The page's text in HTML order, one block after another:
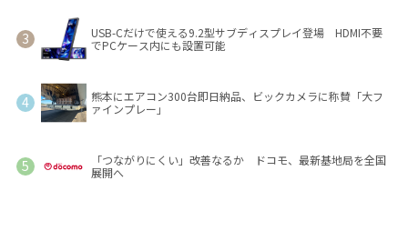
USB-Cだけで使える9.2型サブディスプレイ登場 HDMI不要
でPCケース内にも設置可能
熊本にエアコン300台即日納品、ビックカメラに称賛「大フ
ァインプレー」
「つながりにくい」改善なるか ドコモ、最新基地局を全国
展開へ